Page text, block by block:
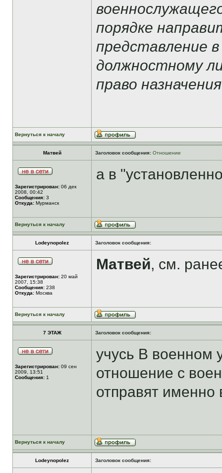
порядке
представление
должностному
право
Вернуться к началу
Матвей Заголовок сообщения: Отношение
Зарегистрирован: 06 дек
2008, 00:42
Сообщения: 3
Откуда: Мурманск
а в
Вернуться к началу
Lodeynopolez Заголовок сообщения:
Зарегистрирован: 20 май
2007, 15:38
Сообщения: 238
Откуда: Москва
Матвей, см.
Вернуться к началу
7 ЭТАЖ Заголовок сообщения:
Зарегистрирован: 09 сен
2009, 13:51
Сообщения: 1
учусь В военном
отношение с
отправят именно
Вернуться к началу
Lodeynopolez Заголовок сообщения: